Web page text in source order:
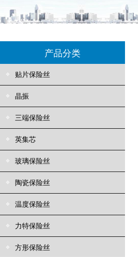
产品分类
贴片保险丝
晶振
三端保险丝
英集芯
玻璃保险丝
陶瓷保险丝
温度保险丝
力特保险丝
方形保险丝